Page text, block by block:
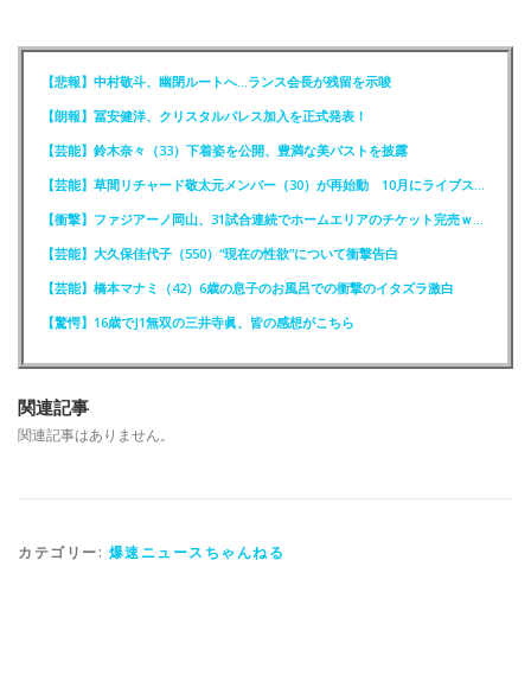
【悲報】中村敬斗、幽閉ルートへ…ランス会長が残留を示唆
【朗報】冨安健洋、クリスタルパレス加入を正式発表！
【芸能】鈴木奈々（33）下着姿を公開、豊満な美バストを披露
【芸能】草間リチャード敬太元メンバー（30）が再始動 10月にライブステージに出演へ
【衝撃】ファジアーノ岡山、31試合連続でホームエリアのチケット完売ｗｗｗｗ
【芸能】大久保佳代子（550）“現在の性欲”について衝撃告白
【芸能】橋本マナミ（42）6歳の息子のお風呂での衝撃のイタズラ激白
【驚愕】16歳でJ1無双の三井寺眞、皆の感想がこちら
関連記事
関連記事はありません。
カテゴリー: 爆速ニュースちゃんねる